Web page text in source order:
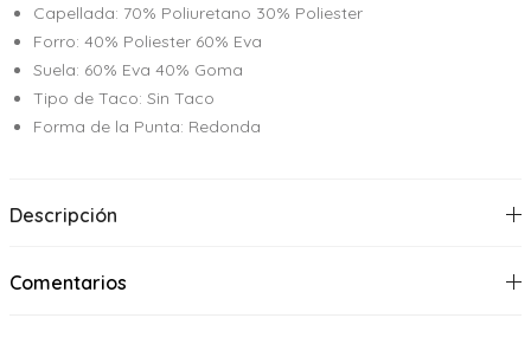
Capellada: 70% Poliuretano 30% Poliester
Forro: 40% Poliester 60% Eva
Suela: 60% Eva 40% Goma
Tipo de Taco: Sin Taco
Forma de la Punta: Redonda
Descripción
Comentarios